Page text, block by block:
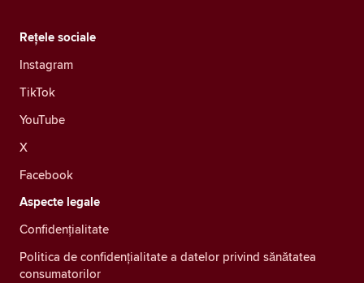
Rețele sociale
Instagram
TikTok
YouTube
X
Facebook
Aspecte legale
Confidenţialitate
Politica de confidențialitate a datelor privind sănătatea
consumatorilor